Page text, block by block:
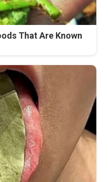
That Are Known